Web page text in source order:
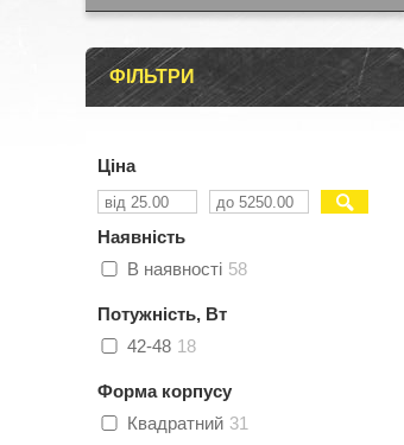
ФІЛЬТРИ
Ціна
Наявність
В наявності 58
Потужність, Вт
42-48 18
Форма корпусу
Квадратний 31